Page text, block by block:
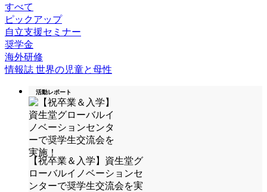
すべて
ピックアップ
自立支援セミナー
奨学金
海外研修
情報誌 世界の児童と母性
活動レポート
【祝卒業＆入学】資生堂グ
ローバルイノベーションセ
ンターで奨学生交流会を実